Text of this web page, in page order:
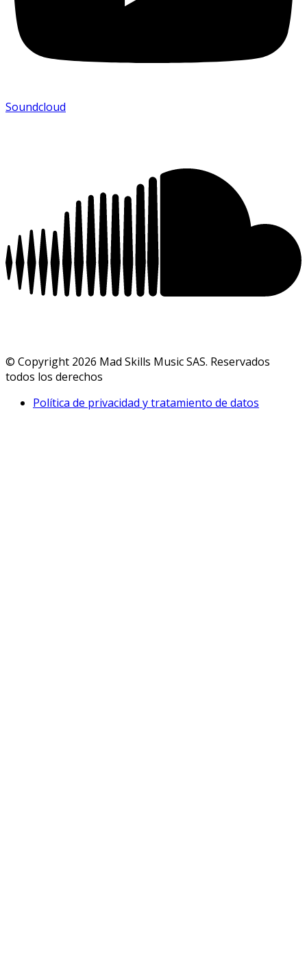
Soundcloud
© Copyright 2026 Mad Skills Music SAS. Reservados
todos los derechos
Política de privacidad y tratamiento de datos